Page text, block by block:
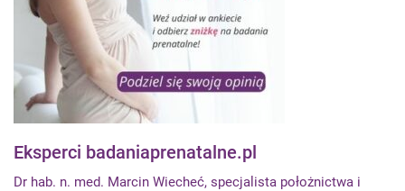
Eksperci badaniaprenatalne.pl
Dr hab. n. med. Marcin Wiecheć, specjalista położnictwa i